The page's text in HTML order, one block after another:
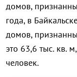
домов,
года, в
домов,
это 63,6 тыс. кв.
человек.